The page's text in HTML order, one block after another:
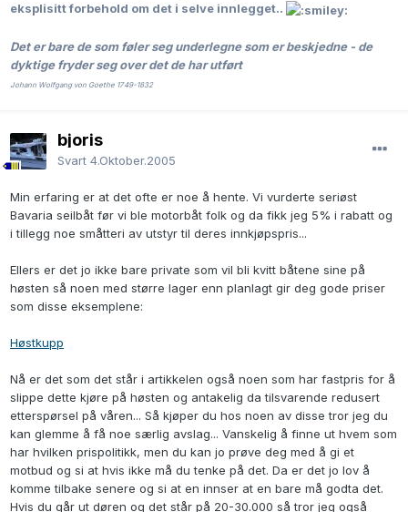
eksplisitt forbehold om det i selve innlegget..
Det er bare de som føler seg underlegne som er beskjedne - de
dyktige fryder seg over det de har utført
Johann Wolfgang von Goethe 1749-1832
bjoris
Svart 4.Oktober.2005
Min erfaring er at det ofte er noe å hente. Vi vurderte seriøst
Bavaria seilbåt før vi ble motorbåt folk og da fikk jeg 5% i rabatt og
i tillegg noe småtteri av utstyr til deres innkjøpspris...
Ellers er det jo ikke bare private som vil bli kvitt båtene sine på
høsten så noen med større lager enn planlagt gir deg gode priser
som disse eksemplene:
Høstkupp
Nå er det som det står i artikkelen også noen som har fastpris for å
slippe dette kjøre på høsten og antakelig da tilsvarende redusert
etterspørsel på våren... Så kjøper du hos noen av disse tror jeg du
kan glemme å få noe særlig avslag... Vanskelig å finne ut hvem som
har hvilken prispolitikk, men du kan jo prøve deg med å gi et
motbud og si at hvis ikke må du tenke på det. Da er det jo lov å
komme tilbake senere og si at en innser at en bare må godta det.
Hvis du går ut døren og det står på 20-30.000 så tror jeg også